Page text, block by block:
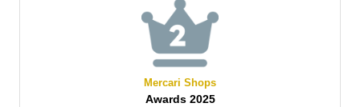
Mercari Shops
Awards 2025